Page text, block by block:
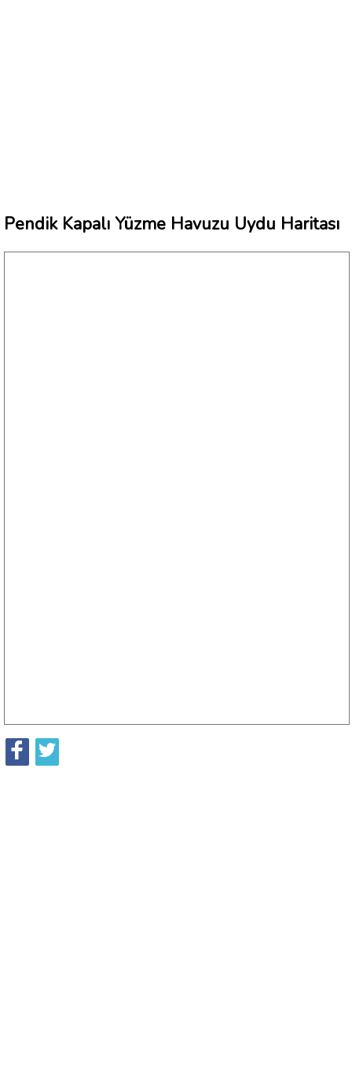
Pendik Kapalı Yüzme Havuzu Uydu Haritası